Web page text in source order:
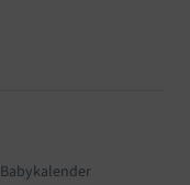
Babykalender